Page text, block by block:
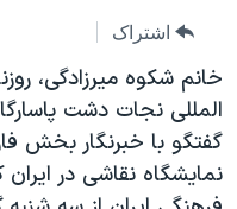
اصلی
جهش
به
جستجو
گزیده‌ها
ویژه برنامه‌ها
ویدیوها
صفحه‌های ویژه
عملیات خشم حماسی
۲۵۰سالگی آمریکا
بایگانی برنامه‌های تلویزیونی
فرکانس‌های صدای آمریکا
پخش رادیویی
یادگیری زبان انگلیسی
اشتراک
خانم شکوه ميرزادگی،
المللی نجات دشت
گفتگو با خبرنگار بخش
نمايشگاه نقاشی در